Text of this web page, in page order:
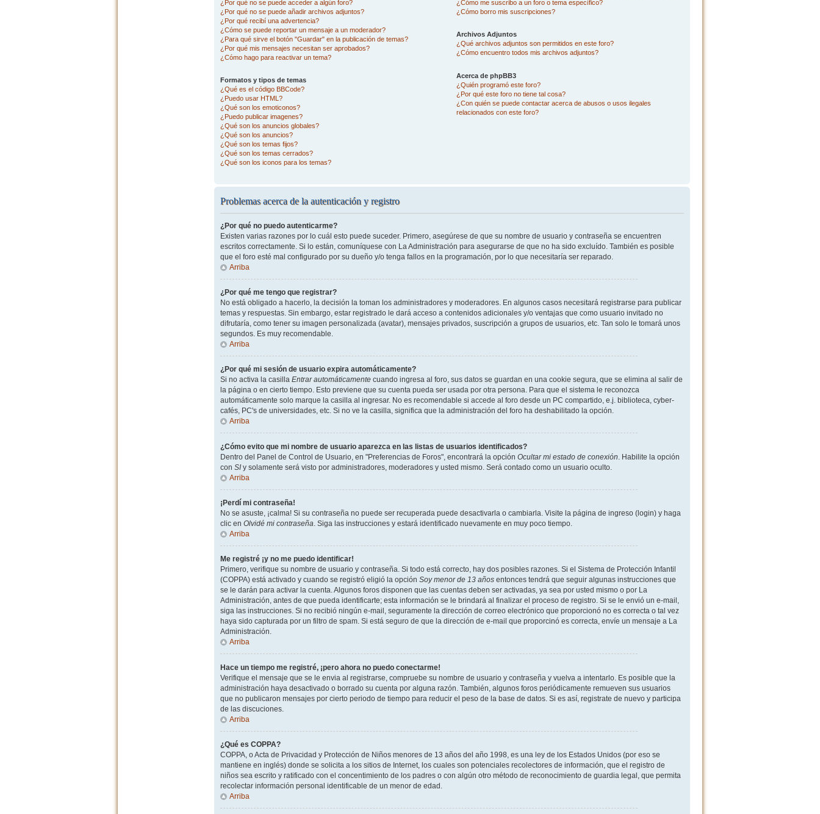
¿Por qué no se puede acceder a algún foro?
¿Por qué no se puede añadir archivos adjuntos?
¿Por qué recibí una advertencia?
¿Cómo se puede reportar un mensaje a un moderador?
¿Para qué sirve el botón "Guardar" en la publicación de temas?
¿Por qué mis mensajes necesitan ser aprobados?
¿Cómo hago para reactivar un tema?
Formatos y tipos de temas
¿Qué es el código BBCode?
¿Puedo usar HTML?
¿Qué son los emoticonos?
¿Puedo publicar imagenes?
¿Qué son los anuncios globales?
¿Qué son los anuncios?
¿Qué son los temas fijos?
¿Qué son los temas cerrados?
¿Qué son los iconos para los temas?
¿Cómo me suscribo a un foro o tema específico?
¿Cómo borro mis suscripciones?
Archivos Adjuntos
¿Qué archivos adjuntos son permitidos en este foro?
¿Cómo encuentro todos mis archivos adjuntos?
Acerca de phpBB3
¿Quién programó este foro?
¿Por qué este foro no tiene tal cosa?
¿Con quién se puede contactar acerca de abusos o usos ilegales
relacionados con este foro?
Problemas acerca de la autenticación y registro
¿Por qué no puedo autenticarme?
Existen varias razones por lo cuál esto puede suceder. Primero, asegúrese de que su nombre de usuario y contraseña se encuentren
escritos correctamente. Si lo están, comuníquese con La Administración para asegurarse de que no ha sido excluído. También es posible
que el foro esté mal configurado por su dueño y/o tenga fallos en la programación, por lo que necesitaría ser reparado.
Arriba
¿Por qué me tengo que registrar?
No está obligado a hacerlo, la decisión la toman los administradores y moderadores. En algunos casos necesitará registrarse para publicar
temas y respuestas. Sin embargo, estar registrado le dará acceso a contenidos adicionales y/o ventajas que como usuario invitado no
difrutaría, como tener su imagen personalizada (avatar), mensajes privados, suscripción a grupos de usuarios, etc. Tan solo le tomará unos
segundos. Es muy recomendable.
Arriba
¿Por qué mi sesión de usuario expira automáticamente?
Si no activa la casilla Entrar automáticamentecuando ingresa al foro, sus datos se guardan en una cookie segura, que se elimina al salir de
la página o en cierto tiempo. Esto previene que su cuenta pueda ser usada por otra persona. Para que el sistema le reconozca
automáticamente solo marque la casilla al ingresar. No es recomendable si accede al foro desde un PC compartido, e.j. biblioteca, cyber-
cafés, PC's de universidades, etc. Si no ve la casilla, significa que la administración del foro ha deshabilitado la opción.
Arriba
¿Cómo evito que mi nombre de usuario aparezca en las listas de usuarios identificados?
Dentro del Panel de Control de Usuario, en "Preferencias de Foros", encontrará la opción Ocultar mi estado de conexión . Habilite la opción
con SIy solamente será visto por administradores, moderadores y usted mismo. Será contado como un usuario oculto.
Arriba
¡Perdí mi contraseña!
No se asuste, ¡calma! Si su contraseña no puede ser recuperada puede desactivarla o cambiarla. Visite la página de ingreso (login) y haga
clic en Olvidé mi contraseña. Siga las instrucciones y estará identificado nuevamente en muy poco tiempo.
Arriba
Me registré ¡y no me puedo identificar!
Primero, verifique su nombre de usuario y contraseña. Si todo está correcto, hay dos posibles razones. Si el Sistema de Protección Infantil
(COPPA) está activado y cuando se registró eligió la opción Soy menor de 13 añosentonces tendrá que seguir algunas instrucciones que
se le darán para activar la cuenta. Algunos foros disponen que las cuentas deben ser activadas, ya sea por usted mismo o por La
Administración, antes de que pueda identificarte; esta información se le brindará al finalizar el proceso de registro. Si se le envió un e-mail,
siga las instrucciones. Si no recibió ningún e-mail, seguramente la dirección de correo electrónico que proporcionó no es correcta o tal vez
haya sido capturada por un filtro de spam. Si está seguro de que la dirección de e-mail que proporcinó es correcta, envíe un mensaje a La
Administración.
Arriba
Hace un tiempo me registré, ¡pero ahora no puedo conectarme!
Verifique el mensaje que se le envia al registrarse, compruebe su nombre de usuario y contraseña y vuelva a intentarlo. Es posible que la
administración haya desactivado o borrado su cuenta por alguna razón. También, algunos foros periódicamente remueven sus usuarios
que no publicaron mensajes por cierto periodo de tiempo para reducir el peso de la base de datos. Si es así, registrate de nuevo y participa
de las discuciones.
Arriba
¿Qué es COPPA?
COPPA, o Acta de Privacidad y Protección de Niños menores de 13 años del año 1998, es una ley de los Estados Unidos (por eso se
mantiene en inglés) donde se solicita a los sitios de Internet, los cuales son potenciales recolectores de información, que el registro de
niños sea escrito y ratificado con el concentimiento de los padres o con algún otro método de reconocimiento de guardia legal, que permita
recolectar información personal identificable de un menor de edad.
Arriba